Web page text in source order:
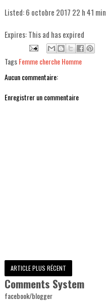
Listed:6 octobre 2017 22 h 41 min
Expires:This ad has expired
TagsFemme cherche Homme
Aucun commentaire:
Enregistrer un commentaire
ARTICLE PLUS RÉCENT
Comments System
facebook/blogger